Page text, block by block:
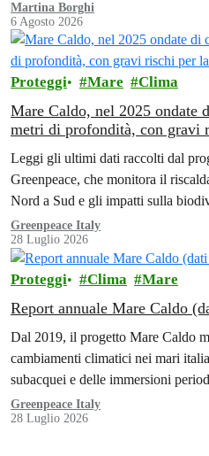
Martina Borghi
6 Agosto 2026
Proteggi Mare Clima
Mare Caldo, nel 2025 ondate
metri di profondità, con gravi
Leggi gli ultimi dati raccolti dal
Greenpeace, che monitora il
Nord a Sud e gli impatti sulla
Greenpeace Italy
28 Luglio 2026
Proteggi Clima Mare
Report annuale Mare Caldo
Dal 2019, il progetto Mare Caldo
cambiamenti climatici nei mari
subacquei e delle immersioni
Greenpeace Italy
28 Luglio 2026